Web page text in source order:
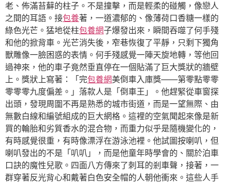
老、佈滿苔蘚的柱子。不是撞擊，而是輕柔的碰觸，像戀人
之間的耳語。接包養著，一道濃郁的、像薄荷口香糖一樣的
綠色光芒。猛地從柱包養網子爆發出來，瞬間吞噬了何手殘
和他的掀背車。光芒消失後，窄巷恢復了平靜，只剩下獨角
獸雕像一臉困惑的表情。何手殘感覺一陣天旋地轉，等他回
過神來，他的車子竟然垂直停在一個貼滿了巨大獎狀的牆壁
上。獎狀上寫著：「完包養網美倒車入庫獎——第零點零零
零零零九度偏差。」落款人是「倒車王」。他趕緊從車窗探
出頭，發現周圍不再是熟悉的城市街道，而是一望無際、由
無數白線和編號組成的巨大網格。這裡的空氣聞起來像是新
買的輪胎和劣質香水的混合物，而重力似乎是隨機變化的，
有時感覺很重，有時像漂浮在游泳池裡。他試圖按喇叭，但
喇叭發出的不是「叭叭」，而是他童年時學會的、關於泊車
口訣的魔性兒歌。四面八方傳來了刺耳的剎車聲，接著，一
群穿著反光背心和戴著白色安全帽的人朝他衝來。這些人手